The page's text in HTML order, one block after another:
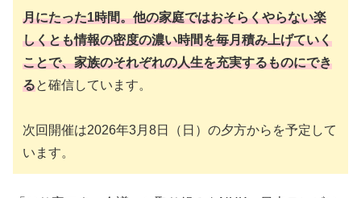
月にたった1時間。他の家庭ではおそらくやらない楽
しくとも情報の密度の濃い時間を毎月積み上げていく
ことで、家族のそれぞれの人生を充実するものにでき
ると確信しています。
次回開催は2026年3月8日（日）の夕方からを予定して
います。